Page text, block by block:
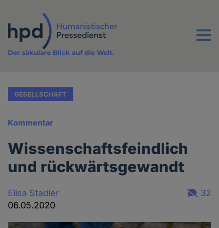
Inhalt
Menu
Der säkulare Blick auf die Welt.
GESELLSCHAFT
Kommentar
Wissenschaftsfeindlich
und rückwärtsgewandt
Elisa Stadler
06.05.2020
32